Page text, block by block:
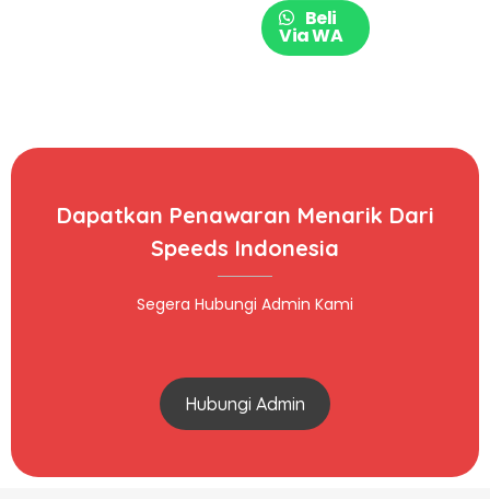
Beli
Via WA
Dapatkan Penawaran Menarik Dari
Speeds Indonesia
Segera Hubungi Admin Kami
Hubungi Admin